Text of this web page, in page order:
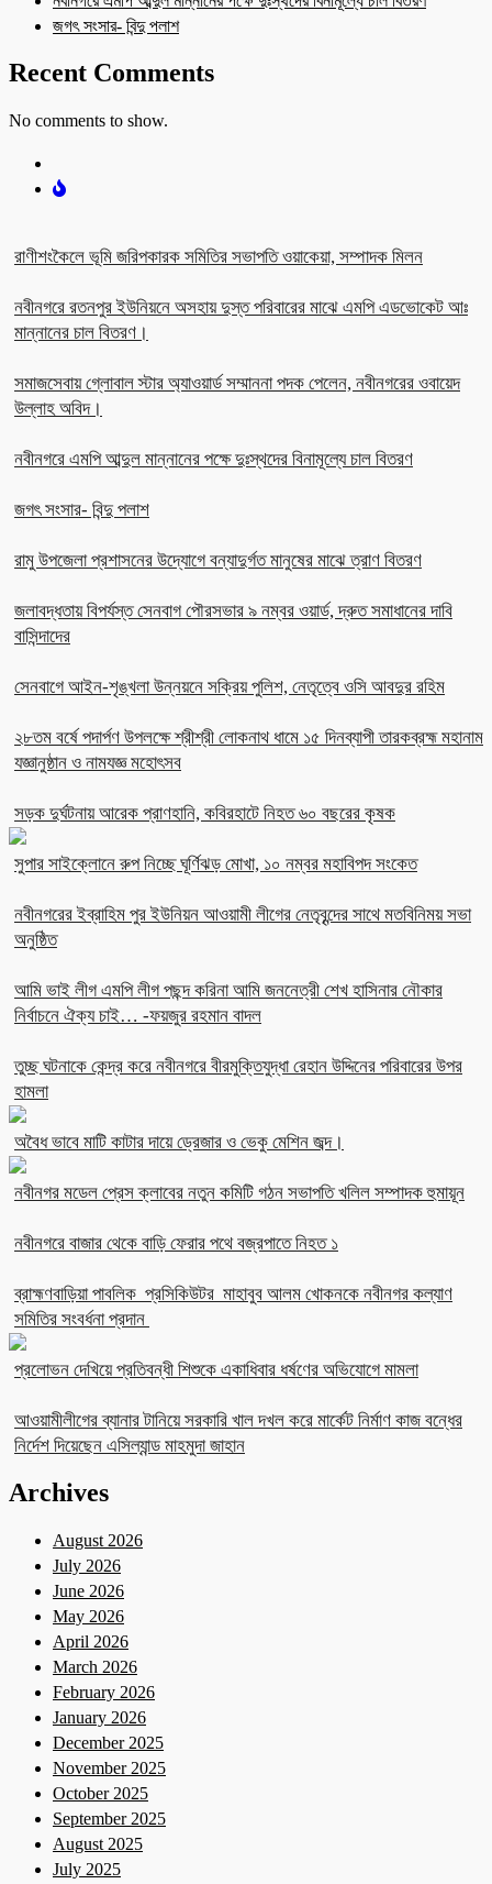
জগৎ সংসার- বিন্দু পলাশ
Recent Comments
No comments to show.
রাণীশংকৈলে ভূমি জরিপকারক সমিতির সভাপতি ওয়াকেয়া, সম্পাদক মিলন
নবীনগরে রতনপুর ইউনিয়নে অসহায় দুস্ত পরিবারের মাঝে এমপি এডভোকেট আঃ
মান্নানের চাল বিতরণ।
সমাজসেবায় গ্লোবাল স্টার অ্যাওয়ার্ড সম্মাননা পদক পেলেন, নবীনগরের ওবায়েদ
উল্লাহ অবিদ।
নবীনগরে এমপি আব্দুল মান্নানের পক্ষে দুঃস্থদের বিনামূল্যে চাল বিতরণ
জগৎ সংসার- বিন্দু পলাশ
রামু উপজেলা প্রশাসনের উদ্যোগে বন্যাদুর্গত মানুষের মাঝে ত্রাণ বিতরণ
জলাবদ্ধতায় বিপর্যস্ত সেনবাগ পৌরসভার ৯ নম্বর ওয়ার্ড, দ্রুত সমাধানের দাবি
বাসিন্দাদের
সেনবাগে আইন-শৃঙ্খলা উন্নয়নে সক্রিয় পুলিশ, নেতৃত্বে ওসি আবদুর রহিম
২৮তম বর্ষে পদার্পণ উপলক্ষে শ্রীশ্রী লোকনাথ ধামে ১৫ দিনব্যাপী তারকব্রহ্ম মহানাম
যজ্ঞানুষ্ঠান ও নামযজ্ঞ মহোৎসব
সড়ক দুর্ঘটনায় আরেক প্রাণহানি, কবিরহাটে নিহত ৬০ বছরের কৃষক
সুপার সাইক্লোনে রুপ নিচ্ছে ঘূর্ণিঝড় মোখা, ১০ নম্বর মহাবিপদ সংকেত
নবীনগরের ইব্রাহিম পুর ইউনিয়ন আওয়ামী লীগের নেতৃবৃন্দের সাথে মতবিনিময় সভা
অনুষ্ঠিত
আমি ভাই লীগ এমপি লীগ পছন্দ করিনা আমি জননেত্রী শেখ হাসিনার নৌকার
নির্বাচনে ঐক্য চাই… -ফয়জুর রহমান বাদল
তুচ্ছ ঘটনাকে কেন্দ্র করে নবীনগরে বীরমুক্তিযুদ্ধা রেহান উদ্দিনের পরিবারের উপর
হামলা
অবৈধ ভাবে মাটি কাটার দায়ে ড্রেজার ও ভেকু মেশিন জব্দ।
নবীনগর মডেল প্রেস ক্লাবের নতুন কমিটি গঠন সভাপতি খলিল সম্পাদক হুমায়ূন
নবীনগরে বাজার থেকে বাড়ি ফেরার পথে বজ্রপাতে নিহত ১
ব্রাহ্মণবাড়িয়া পাবলিক প্রসিকিউটর মাহাবুব আলম খোকনকে নবীনগর কল্যাণ
সমিতির সংবর্ধনা প্রদান
প্রলোভন দেখিয়ে প্রতিবন্ধী শিশুকে একাধিবার ধর্ষণের অভিযোগে মামলা
আওয়ামীলীগের ব্যানার টানিয়ে সরকারি খাল দখল করে মার্কেট নির্মাণ কাজ বন্ধের
নির্দেশ দিয়েছেন এসিল্যান্ড মাহমুদা জাহান
Archives
August 2026
July 2026
June 2026
May 2026
April 2026
March 2026
February 2026
January 2026
December 2025
November 2025
October 2025
September 2025
August 2025
July 2025